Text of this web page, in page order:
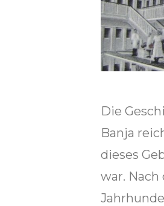
Die
Banja
dieses
war.